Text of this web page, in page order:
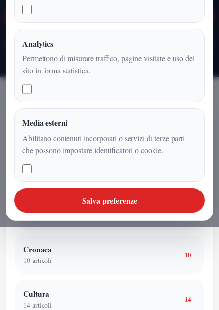
Altre categorie
7 articoli
42
Cronaca
10 articoli
10
Cultura
14 articoli
14
Analytics
Permettono di misurare traffico, pagine visitate e uso del
sito in forma statistica.
Media esterni
Abilitano contenuti incorporati o servizi di terze parti
che possono impostare identificatori o cookie.
Salva preferenze